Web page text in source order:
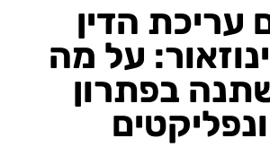
עריכת הדין
על מה
בפתרון